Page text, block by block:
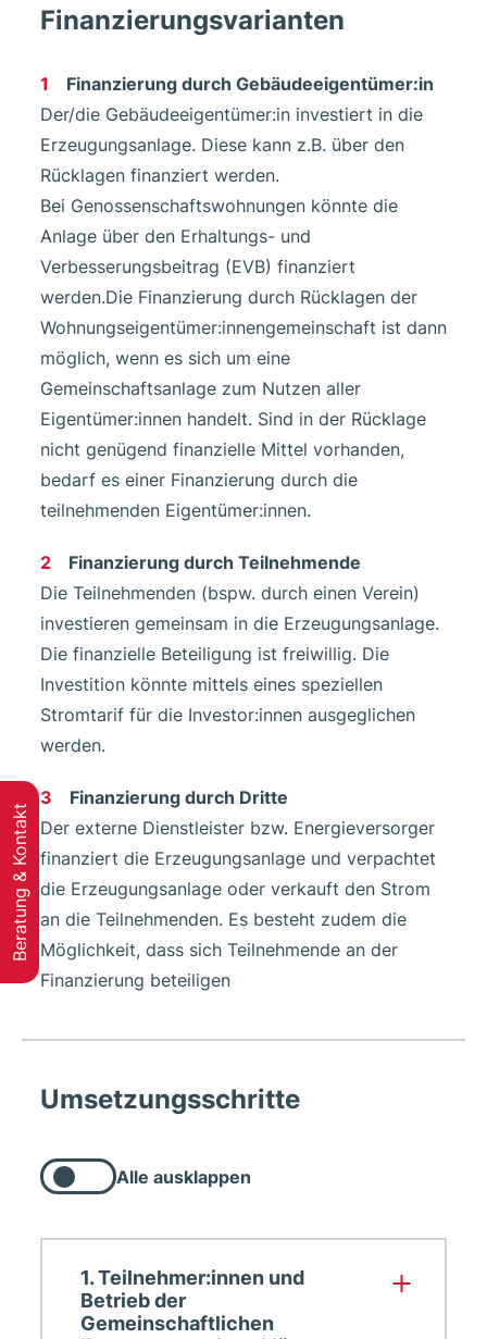
Beratung & Kontakt
Finanzierungsvarianten
Finanzierung durch Gebäudeeigentümer:in
Der/die Gebäudeeigentümer:in investiert in die
Erzeugungsanlage. Diese kann z.B. über den
Rücklagen finanziert werden.
Bei Genossenschaftswohnungen könnte die
Anlage über den Erhaltungs- und
Verbesserungsbeitrag (EVB) finanziert
werden.Die Finanzierung durch Rücklagen der
Wohnungseigentümer:innengemeinschaft ist dann
möglich, wenn es sich um eine
Gemeinschaftsanlage zum Nutzen aller
Eigentümer:innen handelt. Sind in der Rücklage
nicht genügend finanzielle Mittel vorhanden,
bedarf es einer Finanzierung durch die
teilnehmenden Eigentümer:innen.
Finanzierung durch Teilnehmende
Die Teilnehmenden (bspw. durch einen Verein)
investieren gemeinsam in die Erzeugungsanlage.
Die finanzielle Beteiligung ist freiwillig. Die
Investition könnte mittels eines speziellen
Stromtarif für die Investor:innen ausgeglichen
werden.
Finanzierung durch Dritte
Der externe Dienstleister bzw. Energieversorger
finanziert die Erzeugungsanlage und verpachtet
die Erzeugungsanlage oder verkauft den Strom
an die Teilnehmenden. Es besteht zudem die
Möglichkeit, dass sich Teilnehmende an der
Finanzierung beteiligen
Umsetzungsschritte
Alle ausklappen
Alle
1. Teilnehmer:innen und
Betrieb der
Gemeinschaftlichen